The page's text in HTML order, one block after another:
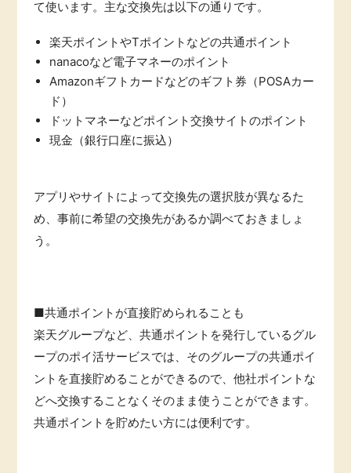
て使います。主な交換先は以下の通りです。
楽天ポイントやTポイントなどの共通ポイント
nanacoなど電子マネーのポイント
Amazonギフトカードなどのギフト券（POSAカー
ド）
ドットマネーなどポイント交換サイトのポイント
現金（銀行口座に振込）
アプリやサイトによって交換先の選択肢が異なるた
め、事前に希望の交換先があるか調べておきましょ
う。
■共通ポイントが直接貯められることも
楽天グループなど、共通ポイントを発行しているグル
ープのポイ活サービスでは、そのグループの共通ポイ
ントを直接貯めることができるので、他社ポイントな
どへ交換することなくそのまま使うことができます。
共通ポイントを貯めたい方には便利です。